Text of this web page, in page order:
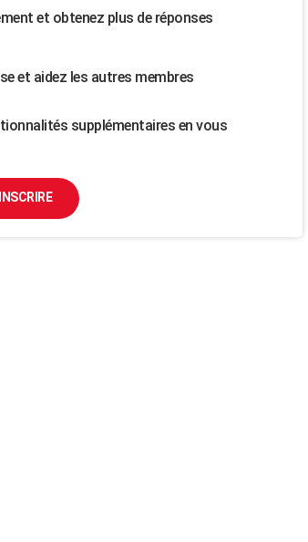
et obtenez plus de réponses
et aidez les autres membres
supplémentaires en vous